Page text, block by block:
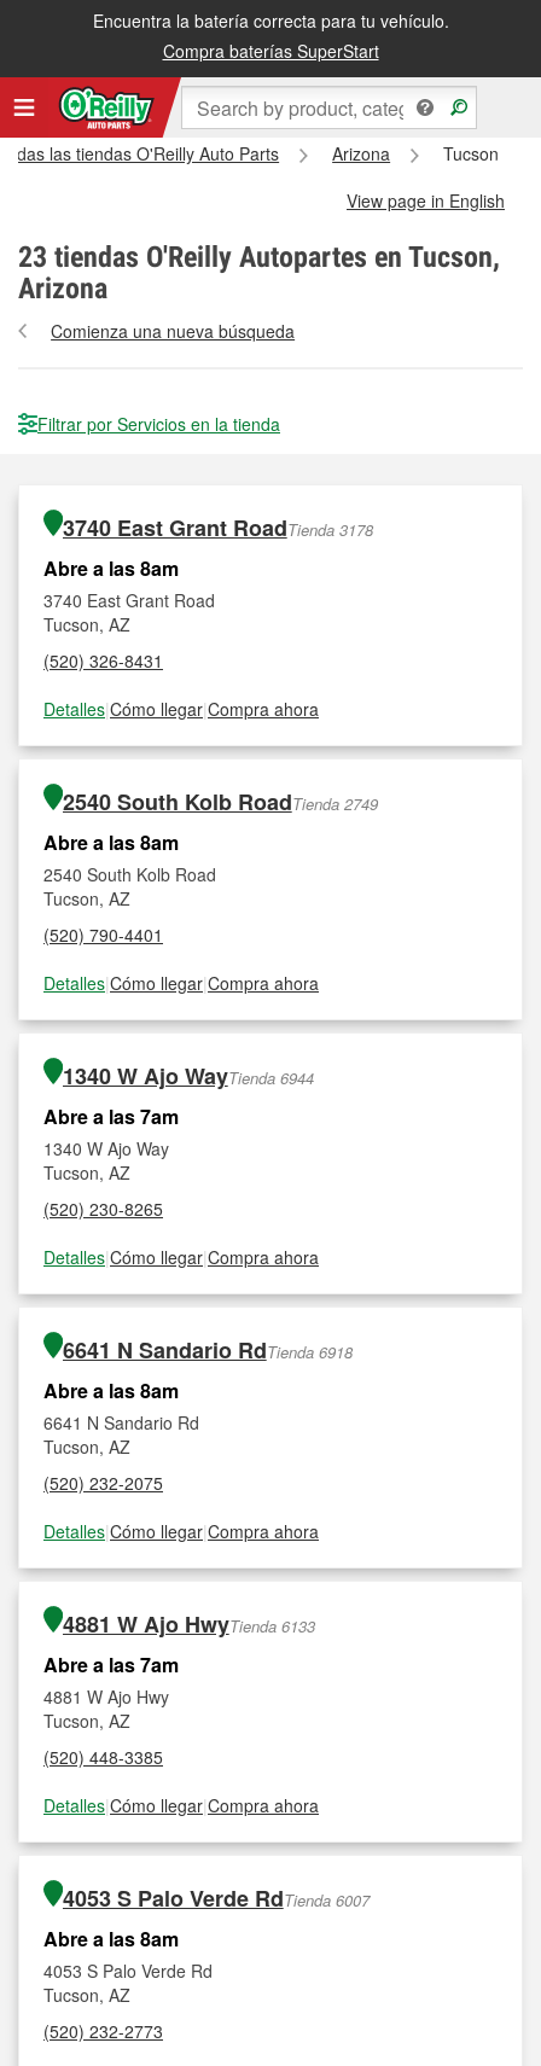
Encuentra la batería correcta para tu vehículo.
Compra baterías SuperStart
las tiendas O'Reilly Auto Parts Arizona
Tucson
View page in English
23 tiendas O'Reilly Autopartes en Tucson,
Arizona
Comienza una nueva búsqueda
Filtrar por Servicios en la tienda
3740 East Grant RoadTienda 3178
Abre a las 8am
3740 East Grant Road
Tucson, AZ
(520) 326-8431
Detalles|Cómo llegar|Compra ahora
2540 South Kolb RoadTienda 2749
Abre a las 8am
2540 South Kolb Road
Tucson, AZ
(520) 790-4401
Detalles|Cómo llegar|Compra ahora
1340 W Ajo WayTienda 6944
Abre a las 7am
1340 W Ajo Way
Tucson, AZ
(520) 230-8265
Detalles|Cómo llegar|Compra ahora
6641 N Sandario RdTienda 6918
Abre a las 8am
6641 N Sandario Rd
Tucson, AZ
(520) 232-2075
Detalles|Cómo llegar|Compra ahora
4881 W Ajo HwyTienda 6133
Abre a las 7am
4881 W Ajo Hwy
Tucson, AZ
(520) 448-3385
Detalles|Cómo llegar|Compra ahora
4053 S Palo Verde RdTienda 6007
Abre a las 8am
4053 S Palo Verde Rd
Tucson, AZ
(520) 232-2773